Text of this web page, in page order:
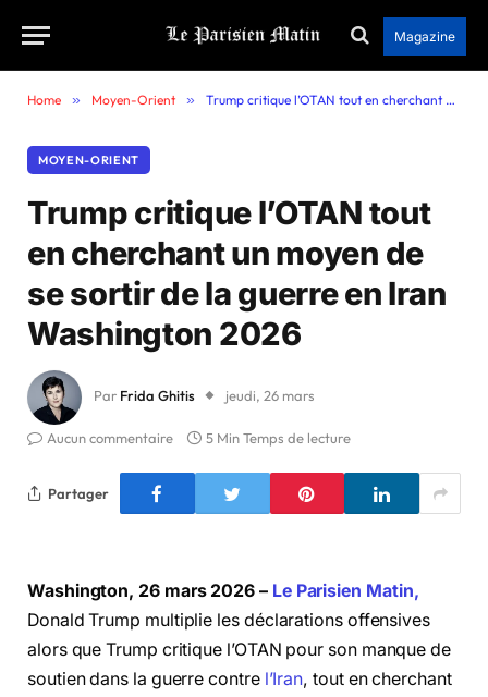
Magazine
Home » Moyen-Orient » Trump critique l’OTAN tout en cherchant un moyen de se sortir de la guerre en Iran Washington 2026
MOYEN-ORIENT
Trump critique l’OTAN tout
en cherchant un moyen de
se sortir de la guerre en Iran
Washington 2026
Par Frida Ghitis jeudi, 26 mars
Aucun commentaire 5 Min Temps de lecture
Partager
Washington, 26 mars 2026 – Le Parisien Matin,
Donald Trump multiplie les déclarations offensives
alors que Trump critique l’OTAN pour son manque de
soutien dans la guerre contre l’Iran, tout en cherchant